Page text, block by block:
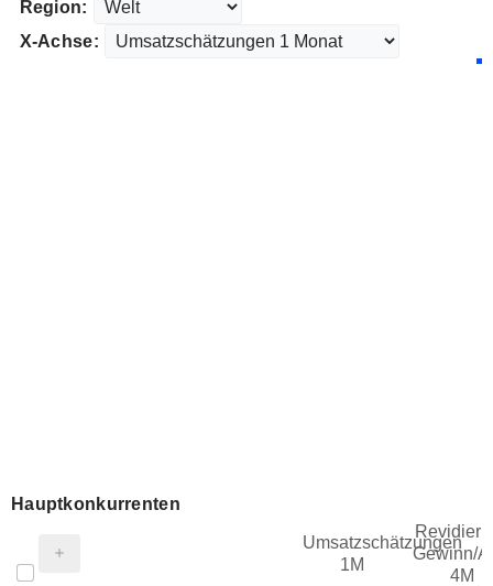
Region:
X-Achse:
Hauptkonkurrenten
Umsatzschätzungen
1M
Gewinn/
4M